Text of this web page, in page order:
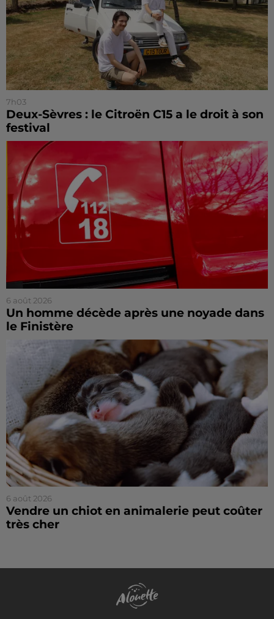
7h03
Deux-Sèvres : le Citroën C15 a le droit à son
festival
6 août 2026
Un homme décède après une noyade dans
le Finistère
6 août 2026
Vendre un chiot en animalerie peut coûter
très cher